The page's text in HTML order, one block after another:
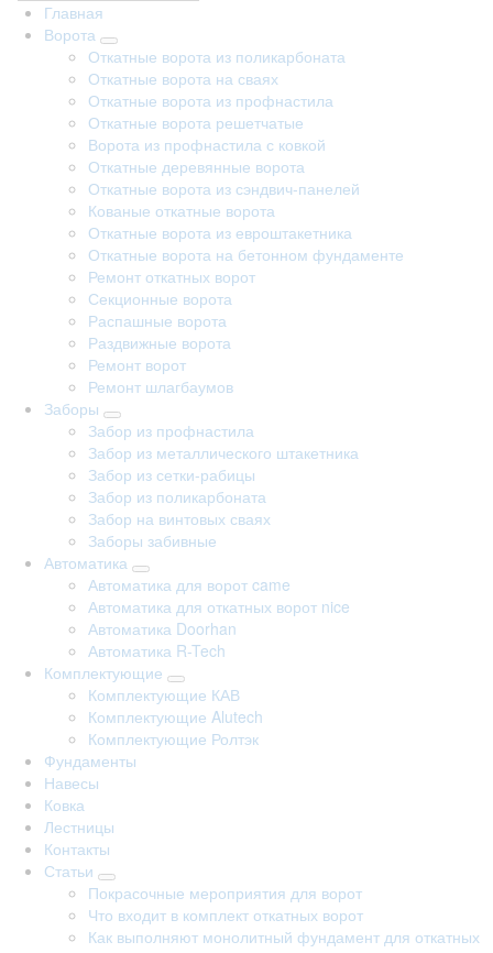
Главная
Ворота
Откатные ворота из поликарбоната
Откатные ворота на сваях
Откатные ворота из профнастила
Откатные ворота решетчатые
Ворота из профнастила с ковкой
Откатные деревянные ворота
Откатные ворота из сэндвич-панелей
Кованые откатные ворота
Откатные ворота из евроштакетника
Откатные ворота на бетонном фундаменте
Ремонт откатных ворот
Секционные ворота
Распашные ворота
Раздвижные ворота
Ремонт ворот
Ремонт шлагбаумов
Заборы
Забор из профнастила
Забор из металлического штакетника
Забор из сетки-рабицы
Забор из поликарбоната
Забор на винтовых сваях
Заборы забивные
Автоматика
Автоматика для ворот came
Автоматика для откатных ворот nice
Автоматика Doorhan
Автоматика R-Tech
Комплектующие
Комплектующие КАВ
Комплектующие Alutech
Комплектующие Ролтэк
Фундаменты
Навесы
Ковка
Лестницы
Контакты
Статьи
Покрасочные мероприятия для ворот
Что входит в комплект откатных ворот
Как выполняют монолитный фундамент для откатных